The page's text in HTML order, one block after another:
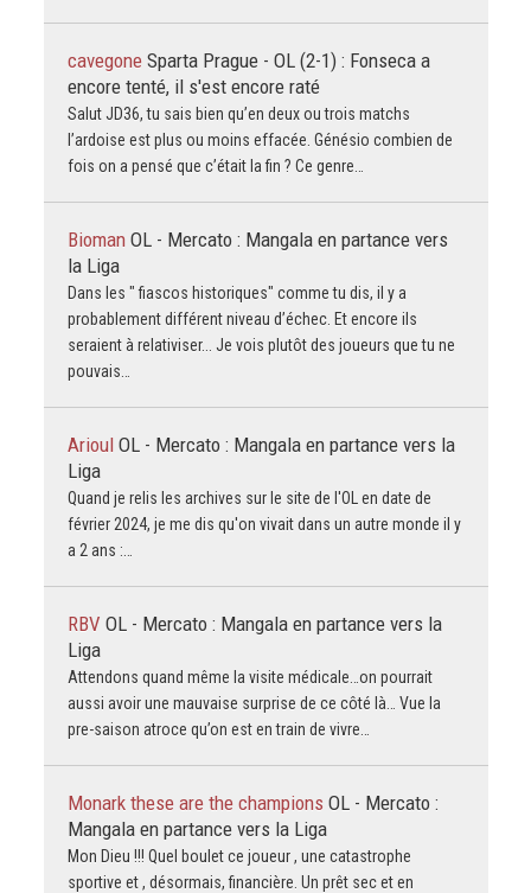
cavegone Sparta Prague - OL (2-1) : Fonseca a
encore tenté, il s'est encore raté
Salut JD36, tu sais bien qu’en deux ou trois matchs
l’ardoise est plus ou moins effacée. Génésio combien de
fois on a pensé que c’était la fin ? Ce genre…
Bioman OL - Mercato : Mangala en partance vers
la Liga
Dans les " fiascos historiques" comme tu dis, il y a
probablement différent niveau d’échec. Et encore ils
seraient à relativiser... Je vois plutôt des joueurs que tu ne
pouvais…
Arioul OL - Mercato : Mangala en partance vers la
Liga
Quand je relis les archives sur le site de l'OL en date de
février 2024, je me dis qu'on vivait dans un autre monde il y
a 2 ans :…
RBV OL - Mercato : Mangala en partance vers la
Liga
Attendons quand même la visite médicale…on pourrait
aussi avoir une mauvaise surprise de ce côté là… Vue la
pre-saison atroce qu’on est en train de vivre…
Monark these are the champions OL - Mercato :
Mangala en partance vers la Liga
Mon Dieu !!! Quel boulet ce joueur , une catastrophe
sportive et , désormais, financière. Un prêt sec et en